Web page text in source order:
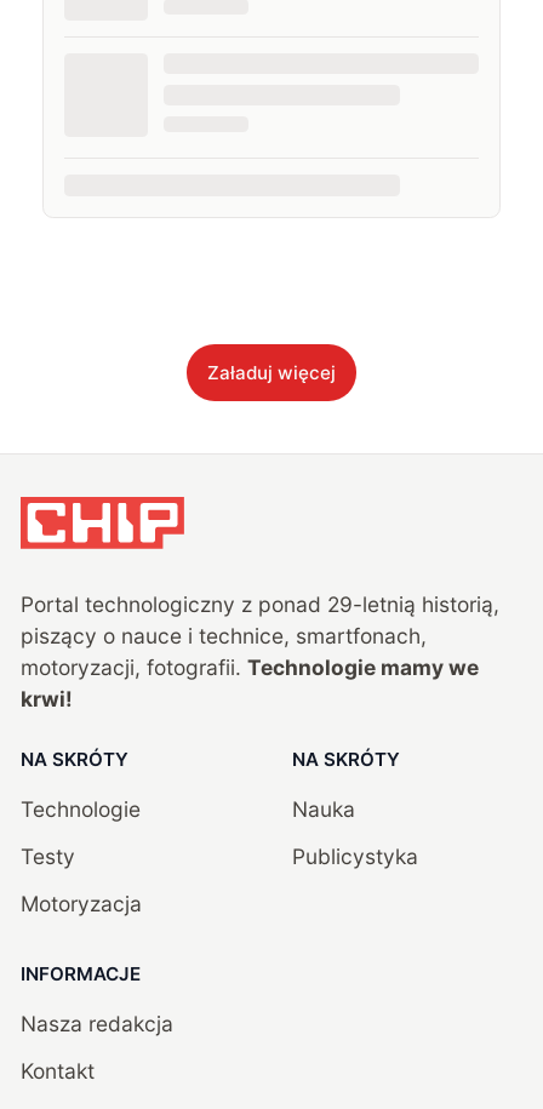
Załaduj więcej
Portal technologiczny z ponad 29-letnią historią,
piszący o nauce i technice, smartfonach,
motoryzacji, fotografii. Technologie mamy we
krwi!
NA SKRÓTY
Technologie
Testy
Motoryzacja
NA SKRÓTY
Nauka
Publicystyka
INFORMACJE
Nasza redakcja
Kontakt